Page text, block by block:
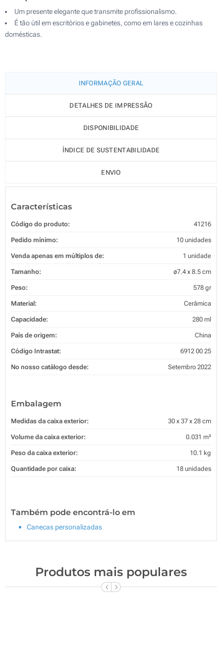
Um presente elegante que transmite profissionalismo.
É tão útil em escritórios e gabinetes, como em lares e cozinhas
domésticas.
INFORMAÇÃO GERAL
DETALHES DE IMPRESSÃO
DISPONIBILIDADE
ÍNDICE DE SUSTENTABILIDADE
ENVIO
Características
Código do produto: 41216
Pedido mínimo: 10 unidades
Venda apenas em múltiplos de: 1 unidade
Tamanho: ø7.4 x 8.5 cm
Peso: 578 gr
Material: Cerâmica
Capacidade: 280 ml
País de origem: China
Código Intrastat: 6912 00 25
No nosso catálogo desde: Setembro 2022
Embalagem
Medidas da caixa exterior: 30 x 37 x 28 cm
Volume da caixa exterior: 0.031 m³
Peso da caixa exterior: 10.1 kg
Quantidade por caixa: 18 unidades
Também pode encontrá-lo em
Canecas personalizadas
Produtos mais populares